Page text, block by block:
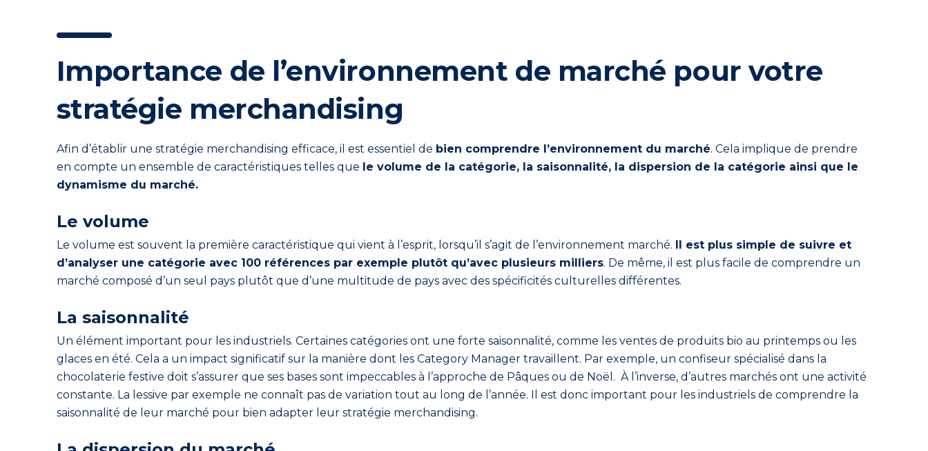
Importance de l’environnement de marché pour votre
stratégie merchandising
Afin d’établir une stratégie merchandising efficace, il est essentiel de bien comprendre l’environnement du marché. Cela implique de prendre
en compte un ensemble de caractéristiques telles que le volume de la catégorie, la saisonnalité, la dispersion de la catégorie ainsi que le
dynamisme du marché.
Le volume
Le volume est souvent la première caractéristique qui vient à l’esprit, lorsqu’il s’agit de l’environnement marché. Il est plus simple de suivre et
d’analyser une catégorie avec 100 références par exemple plutôt qu’avec plusieurs milliers. De même, il est plus facile de comprendre un
marché composé d’un seul pays plutôt que d’une multitude de pays avec des spécificités culturelles différentes.
La saisonnalité
Un élément important pour les industriels. Certaines catégories ont une forte saisonnalité, comme les ventes de produits bio au printemps ou les
glaces en été. Cela a un impact significatif sur la manière dont les Category Manager travaillent. Par exemple, un confiseur spécialisé dans la
chocolaterie festive doit s’assurer que ses bases sont impeccables à l’approche de Pâques ou de Noël. À l’inverse, d’autres marchés ont une activité
constante. La lessive par exemple ne connaît pas de variation tout au long de l’année. Il est donc important pour les industriels de comprendre la
saisonnalité de leur marché pour bien adapter leur stratégie merchandising.